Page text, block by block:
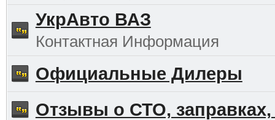
УкрАвто ВАЗ
Контактная Информация
Официальные Дилеры
Отзывы о СТО, заправках,